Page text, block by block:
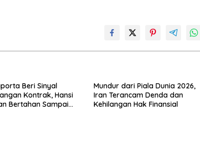
Beri Sinyal
Kontrak, Hansi
Bertahan Sampai
Mundur dari Piala Dunia 2026,
Iran Terancam Denda dan
Kehilangan Hak Finansial